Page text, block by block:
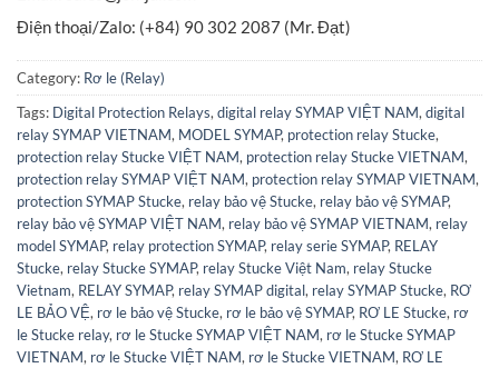
Category: Rơ le (Relay)
Tags: Digital Protection Relays,digital relay SYMAP VIỆT NAM,digital
relay SYMAP VIETNAM, MODEL SYMAP, protection relay Stucke,
protection relay Stucke VIỆT NAM, protection relay Stucke VIETNAM,
protection relay SYMAP VIỆT NAM, protection relay SYMAP VIETNAM,
protection SYMAP Stucke, relay bảo vệ Stucke, relay bảo vệ SYMAP,
relay bảo vệ SYMAP VIỆT NAM, relay bảo vệ SYMAP VIETNAM, relay
model SYMAP, relay protection SYMAP, relay serie SYMAP, RELAY
Stucke, relay Stucke SYMAP, relay Stucke Việt Nam, relay Stucke
Vietnam, RELAY SYMAP, relay SYMAP digital, relay SYMAP Stucke, RƠ
LE BẢO VỆ, rơ le bảo vệ Stucke, rơ le bảo vệ SYMAP, RƠ LE Stucke, rơ
le Stucke relay, rơ le Stucke SYMAP VIỆT NAM, rơ le Stucke SYMAP
VIETNAM, rơ le Stucke VIỆT NAM, rơ le Stucke VIETNAM, RƠ LE